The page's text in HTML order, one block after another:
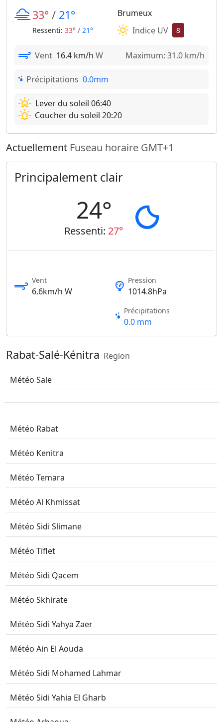
33° / 21°
Ressenti: 33° / 21°
Brumeux
Indice UV
8
Vent 16.4 km/h W Maximum: 31.0 km/h
Précipitations 0.0mm
Lever du soleil 06:40
Coucher du soleil 20:20
Actuellement Fuseau horaire GMT+1
Principalement clair
24°
Ressenti: 27°
Vent
6.6km/h W
Pression
1014.8hPa
Précipitations
0.0 mm
Rabat-Salé-Kénitra Region
Météo Sale
Météo Rabat
Météo Kenitra
Météo Temara
Météo Al Khmissat
Météo Sidi Slimane
Météo Tiflet
Météo Sidi Qacem
Météo Skhirate
Météo Sidi Yahya Zaer
Météo Ain El Aouda
Météo Sidi Mohamed Lahmar
Météo Sidi Yahia El Gharb